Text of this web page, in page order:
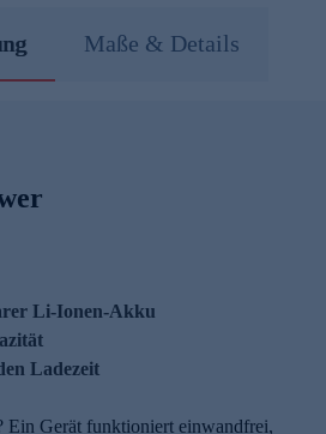
Maße & Details
Li-Ionen-Akku
Ladezeit
Ein Gerät funktioniert einwandfrei,